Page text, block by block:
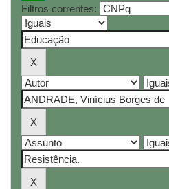
Filtros correntes: